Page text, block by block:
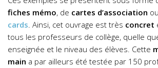
fiches mémo, de cartes d’association
cards. Ainsi, cet ouvrage est très concret
tous les professeurs de collège, quelle
enseignée et le niveau des élèves. Cette
main a par ailleurs été testée par 150